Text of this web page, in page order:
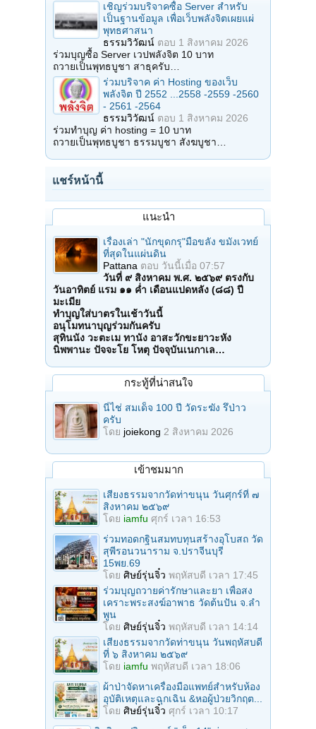
เชิญร่วมบริจาคซื้อ Server สำหรับ
เป็นฐานข้อมูล เพื่อเว็บพลังจิตเผยแผ่
พุทธศาสนา
ธรรมวิวัฒน์ ตอบ 1 สิงหาคม 2026
ร่วมบุญซื้อ Server เวปพลังจิต 10 บาท
ถวายเป็นพุทธบูชา สาธุครับ…
ร่วมบริจาค ค่า Hosting ของเว็บ
พลังจิต ปี 2552 ...2558 -2559 -2560
- 2561 -2564
ธรรมวิวัฒน์ ตอบ 1 สิงหาคม 2026
ร่วมทำบุญ ค่า hosting = 10 บาท
ถวายเป็นพุทธบูชา ธรรมบูชา สังฆบูชา…
แชร์หน้านี้
แนะนำ
เรื่องเล่า "นักขุดกรุ"มือขลัง ขมังเวทย์
ที่สุดในแผ่นดิน
Pattana ตอบ วันนี้เมื่อ 07:57
วันที่ ๙ สิงหาคม พ.ศ. ๒๕๖๙ ตรงกับ
วันอาทิตย์ แรม ๑๑ ค่ำ เดือนแปดหลัง (๘๘) ปี
มะเมีย
ทำบุญใส่บาตรในเช้าวันนี้
อนุโมทนาบุญร่วมกันครับ
สุทินนัง วะตะเม ทานัง อาสะวักขะยาวะหัง
นิพพานะ ปัจจะโย โหตุ ปัจจุบันเนกาเล…
กระทู้ที่น่าสนใจ
นี่ไช่ สมเด็จ 100 ปี วัดระฆัง รึป่าว
ครับ
โดย joiekong 2 สิงหาคม 2026
เข้าชมมาก
เสียงธรรมจากวัดท่าขนุน วันศุกร์ที่ ๗
สิงหาคม ๒๕๖๙
โดย iamfu ศุกร์ เวลา 16:53
ร่วมทอดกฐินสมทบทุนสร้างอุโบสถ วัด
สุพีรอนวนาราม จ.ปราจีนบุรี
15พย.69
โดย ศิษย์รุ่นจิ๋ว พฤหัสบดี เวลา 17:45
ร่วมบุญถวายค่ารักษาและยา เพื่อสง
เคราะพระสงฆ์อาพาธ วัดต้นปัน จ.ลํา
พูน
โดย ศิษย์รุ่นจิ๋ว พฤหัสบดี เวลา 14:14
เสียงธรรมจากวัดท่าขนุน วันพฤหัสบดี
ที่ ๖ สิงหาคม ๒๕๖๙
โดย iamfu พฤหัสบดี เวลา 18:06
ผ้าป่าจัดหาเครื่องมือแพทย์สำหรับห้อง
อุบัติเหตุและฉุกเฉิน &หอผู้ป่วยวิกฤต...
โดย ศิษย์รุ่นจิ๋ว ศุกร์ เวลา 10:17